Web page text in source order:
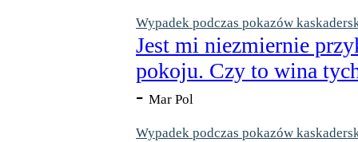
Wypadek podczas pokazów
Jest mi niezmiernie
pokoju. Czy to wina
- Mar Pol
Wypadek podczas pokazów